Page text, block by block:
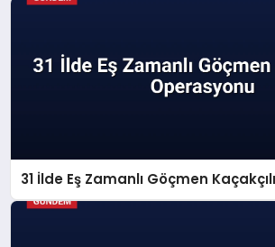
31 İlde Eş Zamanlı Göçmen